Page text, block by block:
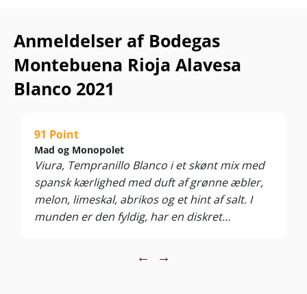
Anmeldelser af Bodegas
Montebuena Rioja Alavesa
Blanco 2021
91 Point
Mad og Monopolet
Viura, Tempranillo Blanco i et skønt mix med
spansk kærlighed med duft af grønne æbler,
melon, limeskal, abrikos og et hint af salt. I
munden er den fyldig, har en diskret
← →